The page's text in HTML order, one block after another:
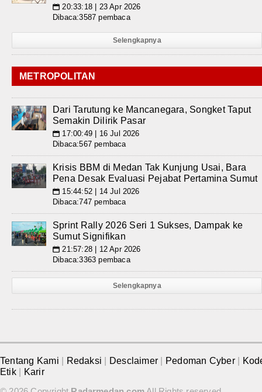
📅 20:33:18 | 23 Apr 2026
Dibaca:3587 pembaca
Selengkapnya
METROPOLITAN
Dari Tarutung ke Mancanegara, Songket Taput
Semakin Dilirik Pasar
📅 17:00:49 | 16 Jul 2026
Dibaca:567 pembaca
Krisis BBM di Medan Tak Kunjung Usai, Bara
Pena Desak Evaluasi Pejabat Pertamina Sumut
📅 15:44:52 | 14 Jul 2026
Dibaca:747 pembaca
Sprint Rally 2026 Seri 1 Sukses, Dampak ke
Sumut Signifikan
📅 21:57:28 | 12 Apr 2026
Dibaca:3363 pembaca
Selengkapnya
Tentang Kami Redaksi Desclaimer Pedoman Cyber
Etik
Karir